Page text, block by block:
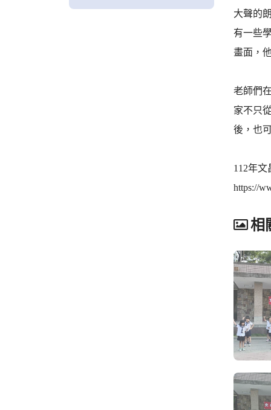
大聲的
有一些
畫面，
老師們
家不只
後，也
112年
https://
相